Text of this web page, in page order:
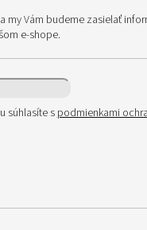
my Vám budeme zasielať
e-shope.
súhlasíte spodmienkami